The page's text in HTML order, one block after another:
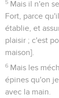
5 Mais il n'en
Fort, parce
établie, et
plaisir ; c'est
maison].
6 Mais les
épines qu'on
avec la main.